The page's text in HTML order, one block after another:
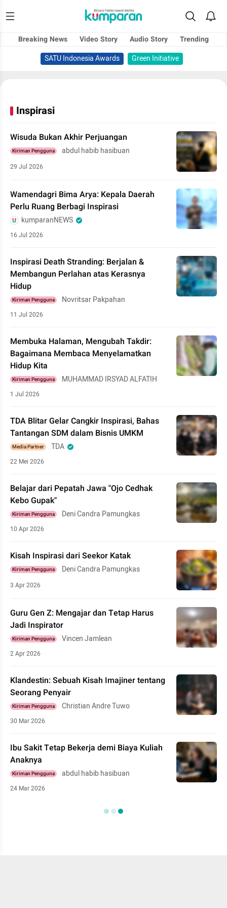
Breaking News Video Story Audio Story
Trending
SATU Indonesia Awards
Green Initiative
Inspirasi
Wisuda Bukan Akhir Perjuangan
Kiriman Pengguna abdul habib hasibuan
29 Jul 2026
Wamendagri Bima Arya: Kepala Daerah
Perlu Ruang Berbagi Inspirasi
kumparanNEWS
16 Jul 2026
Inspirasi Death Stranding: Berjalan &
Membangun Perlahan atas Kerasnya
Hidup
Kiriman Pengguna Novritsar Pakpahan
11 Jul 2026
Membuka Halaman, Mengubah Takdir:
Bagaimana Membaca Menyelamatkan
Hidup Kita
Kiriman Pengguna MUHAMMAD IRSYAD ALFATIH
1 Jul 2026
TDA Blitar Gelar Cangkir Inspirasi, Bahas
Tantangan SDM dalam Bisnis UMKM
Media Partner TDA
22 Mei 2026
Belajar dari Pepatah Jawa "Ojo Cedhak
Kebo Gupak"
Kiriman Pengguna Deni Candra Pamungkas
10 Apr 2026
Kisah Inspirasi dari Seekor Katak
Kiriman Pengguna Deni Candra Pamungkas
3 Apr 2026
Guru Gen Z: Mengajar dan Tetap Harus
Jadi Inspirator
Kiriman Pengguna Vincen Jamlean
2 Apr 2026
Klandestin: Sebuah Kisah Imajiner tentang
Seorang Penyair
Kiriman Pengguna Christian Andre Tuwo
30 Mar 2026
Ibu Sakit Tetap Bekerja demi Biaya Kuliah
Anaknya
Kiriman Pengguna abdul habib hasibuan
24 Mar 2026